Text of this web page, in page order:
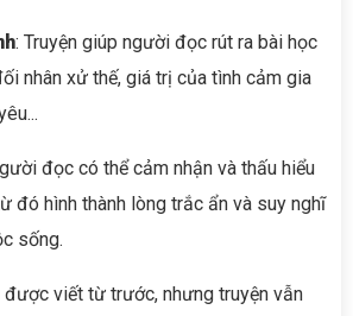
: Truyện giúp người đọc rút ra bài học
nhân xử thế, giá trị của tình cảm gia
đọc có thể cảm nhận và thấu hiểu
đó hình thành lòng trắc ẩn và suy nghĩ
sống.
được viết từ trước, nhưng truyện vẫn